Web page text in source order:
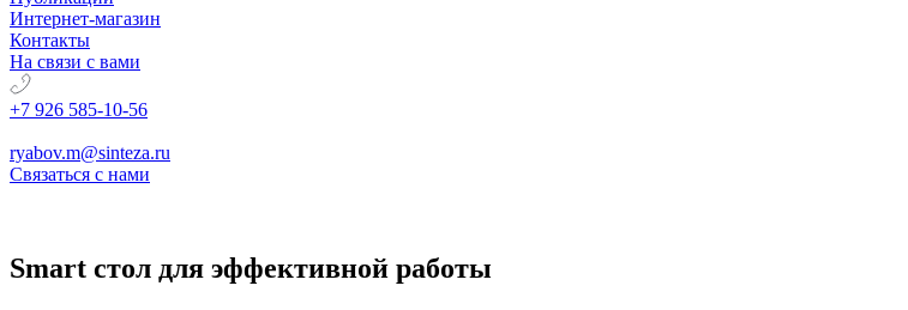
Интернет-магазин
Контакты
На связи с вами
+7 926 585-10-56
ryabov.m@sinteza.ru
Связаться с нами
Smart стол для эффективной работы